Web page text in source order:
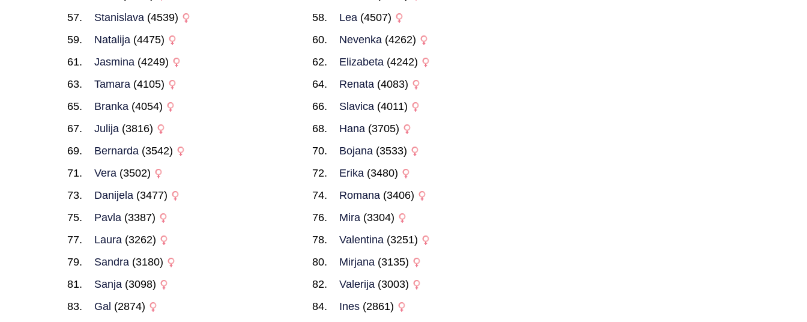
Stanislava (4539) Lea(4507)
Natalija (4475) Nevenka(4262)
Jasmina (4249) Elizabeta(4242)
Tamara (4105) Renata(4083)
Branka (4054) Slavica(4011)
Julija (3816) Hana(3705)
Bernarda (3542) Bojana(3533)
Vera (3502) Erika(3480)
Danijela (3477) Romana(3406)
Pavla (3387) Mira(3304)
Laura (3262) Valentina(3251)
Sandra (3180) Mirjana(3135)
Sanja (3098) Valerija(3003)
Gal (2874) Ines(2861)